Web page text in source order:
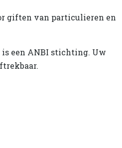
giften van particulieren en
is een ANBI stichting. Uw